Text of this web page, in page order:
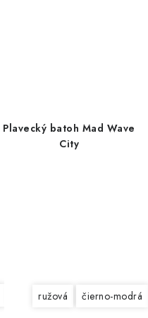
fialová sivá tmavomodrá
Plavecký batoh Mad Wave
City
ružová čierno-modrá